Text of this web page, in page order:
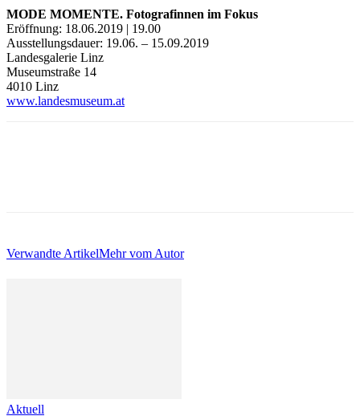
MODE MOMENTE. Fotografinnen im Fokus
Eröffnung: 18.06.2019 | 19.00
Ausstellungsdauer: 19.06. – 15.09.2019
Landesgalerie Linz
Museumstraße 14
4010 Linz
www.landesmuseum.at
Verwandte ArtikelMehr vom Autor
Aktuell